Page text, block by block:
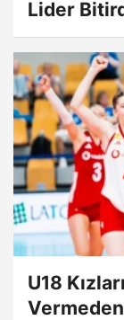
Lider
U18